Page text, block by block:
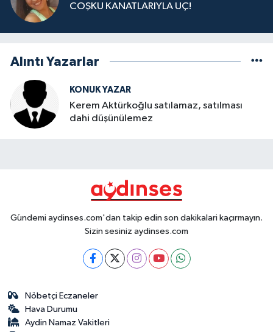
COŞKU KANATLARIYLA UÇ!
Alıntı Yazarlar
KONUK YAZAR
Kerem Aktürkoğlu satılamaz, satılması
dahi düşünülemez
Gündemi aydinses.com'dan takip edin son dakikalari kaçırmayın.
Sizin sesiniz aydinses.com
Nöbetçi Eczaneler
Hava Durumu
Aydin Namaz Vakitleri